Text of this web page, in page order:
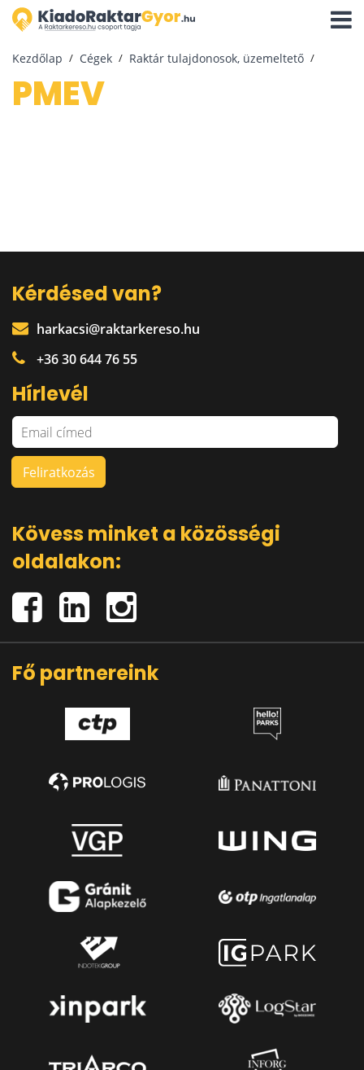
Kezdőlap Cégek Raktár tulajdonosok, üzemeltető
PMEV
Kérdésed van?
harkacsi@raktarkereso.hu
+36 30 644 76 55
Hírlevél
Kövess minket a közösségi
oldalakon:
Fő partnereink